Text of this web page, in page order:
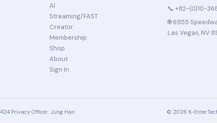
AI
Streaming/FAST
Creator
Membership
Shop
About
Sign In
📞 +82-(0)10-
🌐 6955
Las Vegas, NV
Privacy Officer: Jung Han © 2026 K-